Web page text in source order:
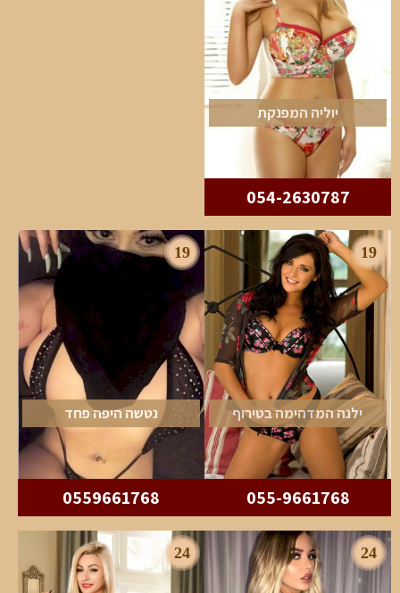
יוליה המפנקת
054-2630787
19
ילנה המדהימה בטירוף
055-9661768
19
נטשה היפה פחד
0559661768
24
24